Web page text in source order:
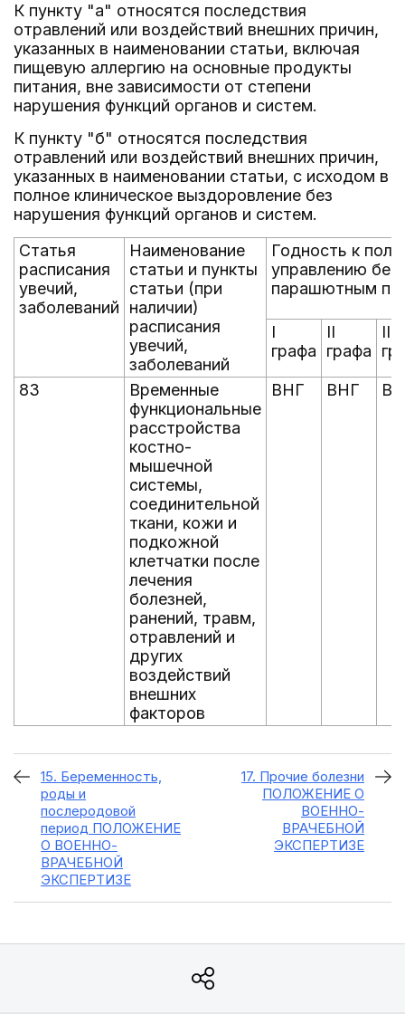
К пункту "а" относятся последствия
отравлений или воздействий внешних причин,
указанных в наименовании статьи, включая
пищевую аллергию на основные продукты
питания, вне зависимости от степени
нарушения функций органов и систем.
К пункту "б" относятся последствия
отравлений или воздействий внешних причин,
указанных в наименовании статьи, с исходом в
полное клиническое выздоровление без
нарушения функций органов и систем.
Статья
расписания
увечий,
заболеваний
Наименование
статьи и пункты
статьи (при
наличии)
расписания
увечий,
заболеваний
Годность к
управлению
парашютным
I
графа
II
графа
III
83
Временные
функциональные
расстройства
костно-
мышечной
системы,
соединительной
ткани, кожи и
подкожной
клетчатки после
лечения
болезней,
ранений, травм,
отравлений и
других
воздействий
внешних
факторов
ВНГ ВНГ
15. Беременность,
роды и
послеродовой
период ПОЛОЖЕНИЕ
О ВОЕННО-
ВРАЧЕБНОЙ
ЭКСПЕРТИЗЕ
17. Прочие болезни
ПОЛОЖЕНИЕ О
ВОЕННО-
ВРАЧЕБНОЙ
ЭКСПЕРТИЗЕ